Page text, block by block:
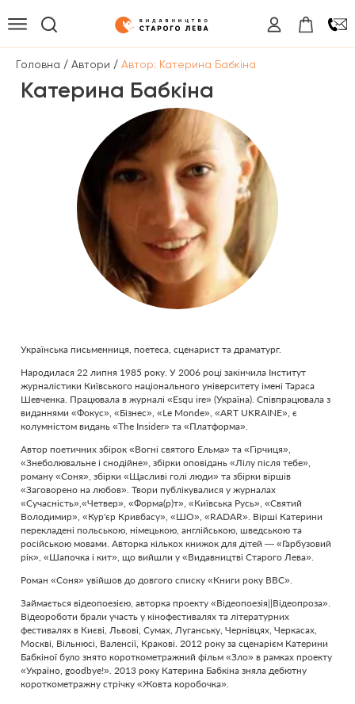
Головна / Автори / Автор: Катерина Бабкіна
Катерина Бабкіна
Українська письменниця, поетеса, сценарист та драматург.
Народилася 22 липня 1985 року. У 2006 році закінчила Інститут
журналістики Київського національного університету імені Тараса
Шевченка. Працювала в журналі «Esqu ire» (Україна). Співпрацювала з
виданнями «Фокус», «Бізнес», «Le Monde», «ART UKRAINE», є
колумністом видань «The Insider» та «Платформа».
Автор поетичних збірок «Вогні святого Ельма» та «Гірчиця»,
«Знеболювальне і снодійне», збірки оповідань «Лілу після тебе»,
роману «Соня», збірки «Щасливі голі люди» та збірки віршів
«Заговорено на любов». Твори публікувалися у журналах
«Сучасність»,«Четвер», «Форма(р)т», «Київська Русь», «Святий
Володимир», «Кур'єр Кривбасу», «ШО», «RADAR». Вірші Катерини
перекладені польською, німецькою, англійською, шведською та
російською мовами. Авторка кількох книжок для дітей — «Гарбузовий
рік», «Шапочка і кит», що вийшли у «Видавництві Старого Лева».
Роман «Соня» увійшов до довгого списку «Книги року BBC».
Займається відеопоезією, авторка проекту «Відеопоезія||Відеопроза».
Відеороботи брали участь у кінофестивалях та літературних
фестивалях в Києві, Львові, Сумах, Луганську, Чернівцях, Черкасах,
Москві, Вільнюсі, Валенсії, Кракові. 2012 року за сценарієм Катерини
Бабкіної було знято короткометражний фільм «Зло» в рамках проекту
«Україно, goodbye!». 2013 року Катерина Бабкіна зняла дебютну
короткометражну стрічку «Жовта коробочка».